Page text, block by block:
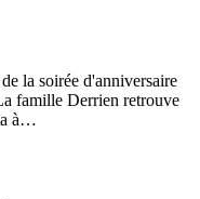
la soirée d'anniversaire
famille Derrien retrouve
à…